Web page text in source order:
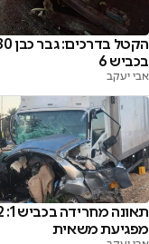
בכביש 6
אבי יעקב
מפגיעת משאית